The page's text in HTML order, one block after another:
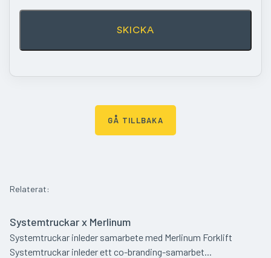
GÅ TILLBAKA
Relaterat:
Systemtruckar x Merlinum
Systemtruckar inleder samarbete med Merlinum Forklift
Systemtruckar inleder ett co-branding-samarbet...